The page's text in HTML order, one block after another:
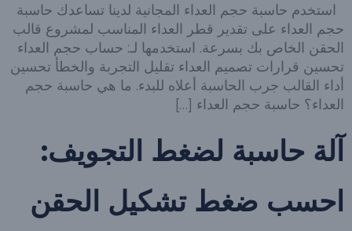
استخدم حاسبة حجم العداء المجانية لدينا تساعدك حاسبة
حجم العداء على تقدير قطر العداء المناسب لمشروع قالب
الحقن الخاص بك بسرعة. استخدمها لـ: حساب حجم العداء
تحسين قرارات تصميم العداء تقليل التجربة والخطأ تحسين
أداء القالب جرب الحاسبة أعلاه للبدء. ما هي حاسبة حجم
العداء؟ حاسبة حجم العداء […]
آلة حاسبة لضغط التجويف:
احسب ضغط تشكيل الحقن